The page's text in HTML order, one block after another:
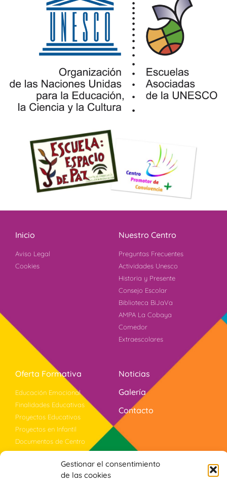
Gestionar el consentimiento
de las cookies
Inicio
Aviso Legal
Cookies
Nuestro Centro
Preguntas Frecuentes
Actividades Unesco
Historia y Presente
Consejo Escolar
Biblioteca BiJaVa
AMPA La Cobaya
Comedor
Extraescolares
Oferta Formativa
Educación Emocional
Finalidades Educativas
Proyectos Educativos
Proyectos en Infantil
Documentos de Centro
Bilingüismo
Violencia Género
Noticias
Galería
Contacto